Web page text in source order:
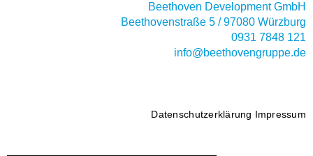
Beethoven Development GmbH
Beethovenstraße 5 / 97080 Würzburg
0931 7848 121
info@beethovengruppe.de
Datenschutzerklärung Impressum